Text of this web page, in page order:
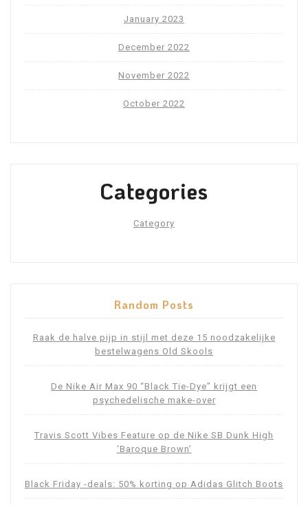
January 2023
December 2022
November 2022
October 2022
Categories
Category
Random Posts
Raak de halve pijp in stijl met deze 15 noodzakelijke
bestelwagens Old Skools
De Nike Air Max 90 “Black Tie-Dye” krijgt een
psychedelische make-over
Travis Scott Vibes Feature op de Nike SB Dunk High
‘Baroque Brown’
Black Friday -deals: 50% korting op Adidas Glitch Boots